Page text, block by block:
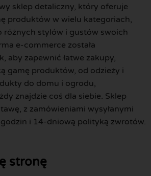
sklep detaliczny, który oferuje
produktów w wielu kategoriach,
różnych stylów i gustów swoich
e-commerce została
aby zapewnić łatwe zakupy,
gamę produktów, od odzieży i
do domu i ogrodu,
znajdzie coś dla siebie. Sklep
z zamówieniami wysyłanymi
i 14-dniową polityką zwrotów.
stronę